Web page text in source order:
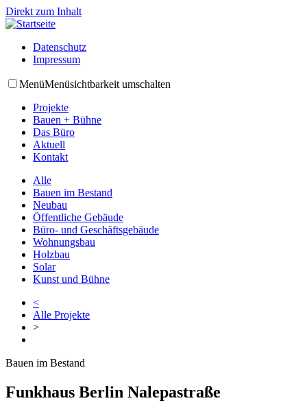
Direkt zum Inhalt
Datenschutz
Impressum
MenüMenüsichtbarkeit umschalten
Projekte
Bauen + Bühne
Das Büro
Aktuell
Kontakt
Alle
Bauen im Bestand
Neubau
Öffentliche Gebäude
Büro- und Geschäftsgebäude
Wohnungsbau
Holzbau
Solar
Kunst und Bühne
<
Alle Projekte
>
Bauen im Bestand
Funkhaus Berlin Nalepastraße